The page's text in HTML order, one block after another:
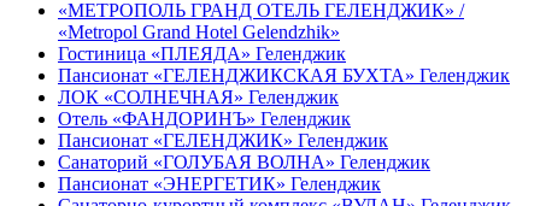
«МЕТРОПОЛЬ ГРАНД ОТЕЛЬ ГЕЛЕНДЖИК» /
«Metropol Grand Hotel Gelendzhik»
Гостиница «ПЛЕЯДА» Геленджик
Пансионат «ГЕЛЕНДЖИКСКАЯ БУХТА» Геленджик
ЛОК «СОЛНЕЧНАЯ» Геленджик
Отель «ФАНДОРИНЪ» Геленджик
Пансионат «ГЕЛЕНДЖИК» Геленджик
Санаторий «ГОЛУБАЯ ВОЛНА» Геленджик
Пансионат «ЭНЕРГЕТИК» Геленджик